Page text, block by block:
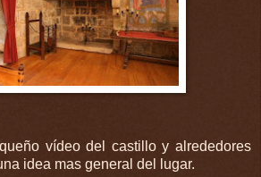
vídeodel castillo y alrededores
idea mas general del lugar.